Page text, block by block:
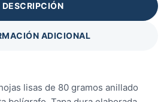
DESCRIPCIÓN
ADICIONAL
lisas de 80 gramos anillado